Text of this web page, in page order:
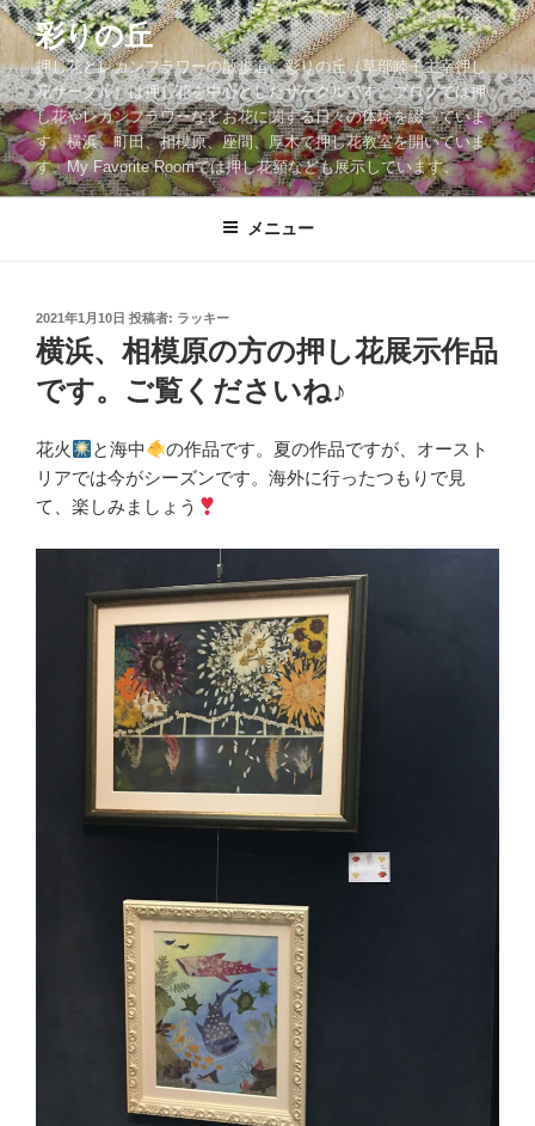
コ
ン
テ
ン
ツ
へ
ス
彩りの丘
押し花とレカンフラワーの散歩道。彩りの丘（草部睦子主宰押し
花サークル）は押し花を中心としたサークルです。ブログでは押
し花やレカンフラワーなどお花に関する日々の体験を綴っていま
す。横浜、町田、相模原、座間、厚木で押し花教室を開いていま
す。My Favorite Roomでは押し花額なども展示しています。
メニュー
投
稿
日:
2021年1月10日 投稿者: ラッキー
横浜、相模原の方の押し花展示作品
です。ご覧くださいね♪
花火 と海中
の作品です。夏の作品ですが、オースト
リアでは今がシーズンです。海外に行ったつもりで見
て、楽しみましょう